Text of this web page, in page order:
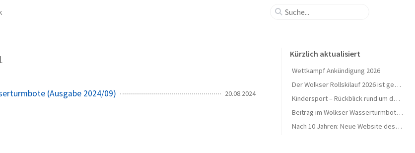
(Ausgabe 2024/09) 20.08.2024
Kürzlich aktualisiert
Wettkampf Ankündigung 2026
Der Wolkser Rollskilauf 2026 ist geschafft – Ein herzliches Dankeschön!
Kindersport – Rückblick rund um den Herbst 🍁
Beitrag im Wolkser Wasserturmbote (Ausgabe 2025/09)
Nach 10 Jahren: Neue Website des L58-Ski geht online 🎉